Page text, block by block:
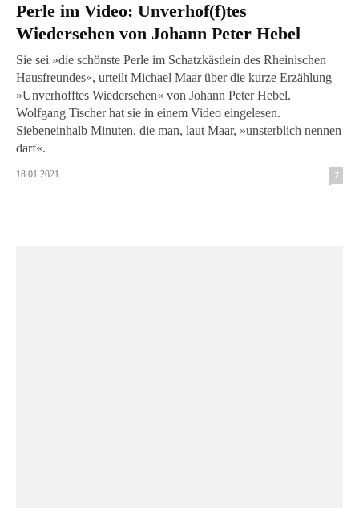
Perle im Video: Unverhof(f)tes
Wiedersehen von Johann Peter Hebel
Sie sei »die schönste Perle im Schatzkästlein des Rheinischen
Hausfreundes«, urteilt Michael Maar über die kurze Erzählung
»Unverhofftes Wiedersehen« von Johann Peter Hebel.
Wolfgang Tischer hat sie in einem Video eingelesen.
Siebeneinhalb Minuten, die man, laut Maar, »unsterblich nennen
darf«.
18.01.2021 7